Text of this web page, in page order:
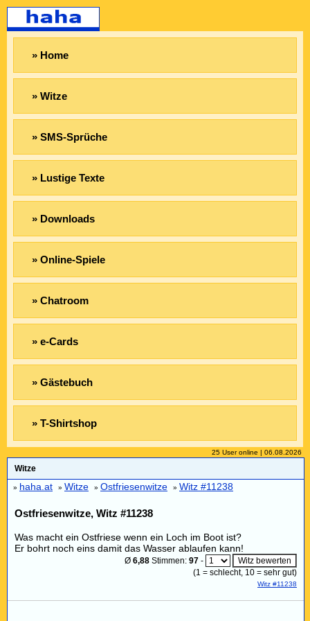
» Home
» Witze
» SMS-Sprüche
» Lustige Texte
» Downloads
» Online-Spiele
» Chatroom
» e-Cards
» Gästebuch
» T-Shirtshop
25 User online | 06.08.2026
Witze
» haha.at » Witze » Ostfriesenwitze » Witz #11238
Ostfriesenwitze, Witz #11238
Was macht ein Ostfriese wenn ein Loch im Boot ist?
Er bohrt noch eins damit das Wasser ablaufen kann!
Ø 6,88 Stimmen: 97 -
(1 = schlecht, 10 = sehr gut)
Witz #11238